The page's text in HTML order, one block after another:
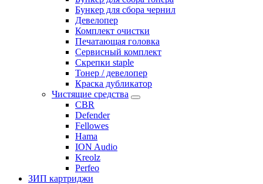
Бункер для сбора чернил
Девелопер
Комплект очистки
Печатающая головка
Сервисный комплект
Скрепки staple
Тонер / девелопер
Краска дубликатор
Чистящие средства
CBR
Defender
Fellowes
Hama
ION Audio
Kreolz
Perfeo
ЗИП картриджи